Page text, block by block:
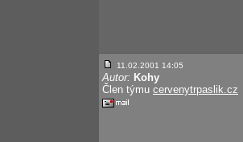
11.02.2001 14:05
Autor: Kohy
Člen týmu cervenytrpaslik.cz